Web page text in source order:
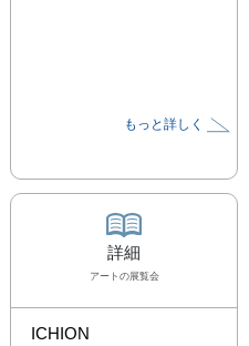
もっと詳しく
詳細
アート の展覧会
ICHION